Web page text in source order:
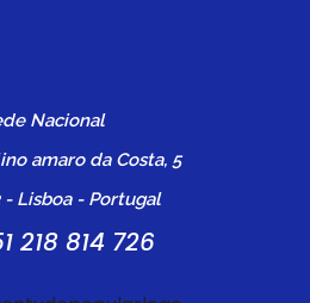
Nacional
amaro da Costa, 5
- Lisboa - Portugal
218 814 726